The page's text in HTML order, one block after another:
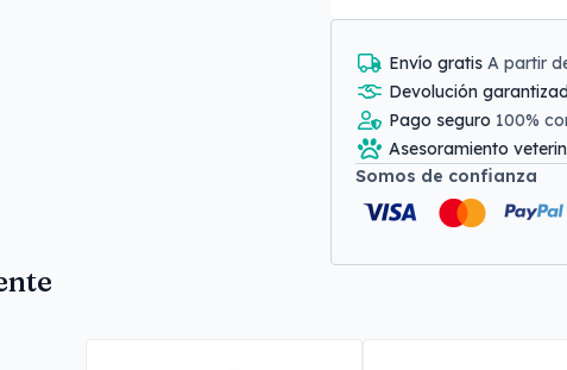
Envío gratis A partir
Devolución
Pago seguro 100%
Asesoramiento
Somos de confianza